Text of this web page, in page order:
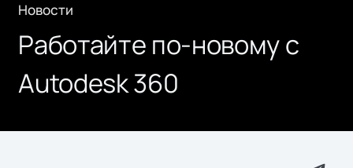
Новости
Работайте по-новому с
Autodesk 360